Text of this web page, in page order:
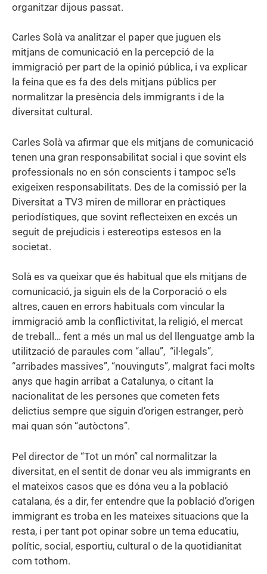
organitzar dijous passat.
Carles Solà va analitzar el paper que juguen els
mitjans de comunicació en la percepció de la
immigració per part de la opinió pública, i va explicar
la feina que es fa des dels mitjans públics per
normalitzar la presència dels immigrants i de la
diversitat cultural.
Carles Solà va afirmar que els mitjans de comunicació
tenen una gran responsabilitat social i que sovint els
professionals no en són conscients i tampoc se’ls
exigeixen responsabilitats. Des de la comissió per la
Diversitat a TV3 miren de millorar en pràctiques
periodístiques, que sovint reflecteixen en excés un
seguit de prejudicis i estereotips estesos en la
societat.
Solà es va queixar que és habitual que els mitjans de
comunicació, ja siguin els de la Corporació o els
altres, cauen en errors habituals com vincular la
immigració amb la conflictivitat, la religió, el mercat
de treball… fent a més un mal us del llenguatge amb la
utilització de paraules com “allau”, “il·legals”,
“arribades massives”, “nouvinguts”, malgrat faci molts
anys que hagin arribat a Catalunya, o citant la
nacionalitat de les persones que cometen fets
delictius sempre que siguin d’origen estranger, però
mai quan són “autòctons”.
Pel director de “Tot un món” cal normalitzar la
diversitat, en el sentit de donar veu als immigrants en
el mateixos casos que es dóna veu a la població
catalana, és a dir, fer entendre que la població d’origen
immigrant es troba en les mateixes situacions que la
resta, i per tant pot opinar sobre un tema educatiu,
polític, social, esportiu, cultural o de la quotidianitat
com tothom.